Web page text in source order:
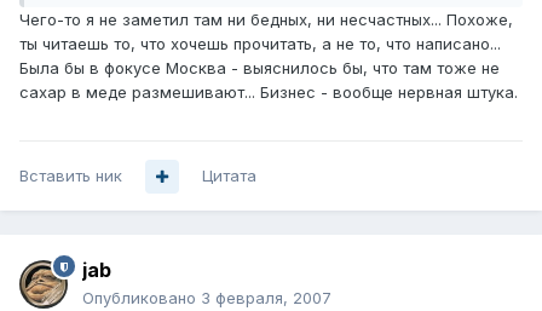
Чего-то я не заметил там ни бедных, ни несчастных... Похоже,
ты читаешь то, что хочешь прочитать, а не то, что написано...
Была бы в фокусе Москва - выяснилось бы, что там тоже не
сахар в меде размешивают... Бизнес - вообще нервная штука.
Вставить ник Цитата
jab
Опубликовано 3 февраля, 2007